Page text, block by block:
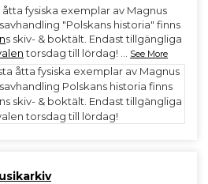
åtta fysiska exemplar av Magnus
"Polskans historia" finns
s skiv- & boktält. Endast tillgängliga
torsdag till lördag! See More